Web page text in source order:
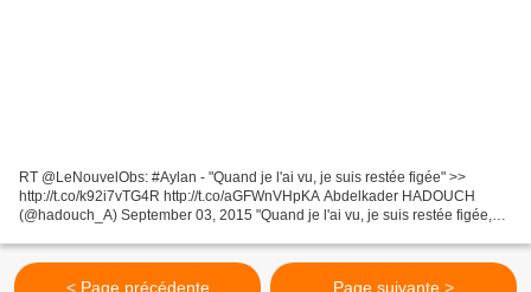
RT @LeNouvelObs: #Aylan - "Quand je l'ai vu, je suis restée figée" >>
http://t.co/k92i7vTG4R http://t.co/aGFWnVHpKA Abdelkader HADOUCH
(@hadouch_A) September 03, 2015 "Quand je l'ai vu, je suis restée figée,
< Page précédente Page suivante >